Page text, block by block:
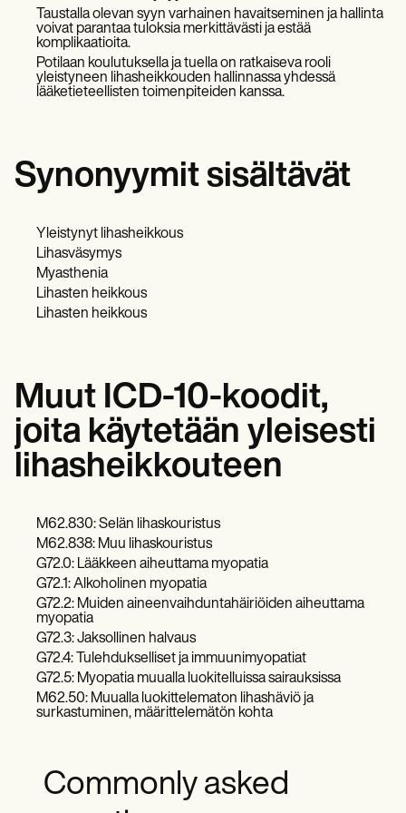
Taustalla olevan syyn varhainen havaitseminen ja hallinta
voivat parantaa tuloksia merkittävästi ja estää
komplikaatioita.
Potilaan koulutuksella ja tuella on ratkaiseva rooli
yleistyneen lihasheikkouden hallinnassa yhdessä
lääketieteellisten toimenpiteiden kanssa.
Synonyymit sisältävät
Yleistynyt lihasheikkous
Lihasväsymys
Myasthenia
Lihasten heikkous
Lihasten heikkous
Muut ICD-10-koodit,
joita käytetään yleisesti
lihasheikkouteen
M62.830: Selän lihaskouristus
M62.838: Muu lihaskouristus
G72.0: Lääkkeen aiheuttama myopatia
G72.1: Alkoholinen myopatia
G72.2: Muiden aineenvaihduntahäiriöiden aiheuttama
myopatia
G72.3: Jaksollinen halvaus
G72.4: Tulehdukselliset ja immuunimyopatiat
G72.5: Myopatia muualla luokitelluissa sairauksissa
M62.50: Muualla luokittelematon lihashäviö ja
surkastuminen, määrittelemätön kohta
Commonly asked